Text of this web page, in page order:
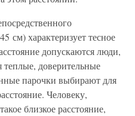
см) характеризует тесное
допускаются люди,
доверительные
парочки выбирают для
Человеку,
близкое расстояние,